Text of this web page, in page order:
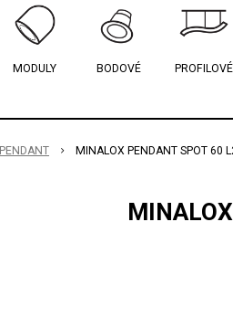
MODULY BODOVÉ PROFILOVÉ
PENDANT MINALOX PENDANT SPOT 60